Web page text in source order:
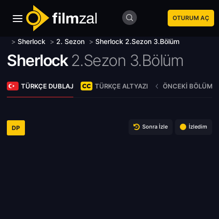
OTURUM AÇ
> Sherlock > 2. Sezon > Sherlock 2.Sezon 3.Bölüm
Sherlock 2.Sezon 3.Bölüm
TÜRKÇE DUBLAJ TÜRKÇE ALTYAZI ÖNCEKI BÖLÜM
DP Sonra İzle İzledim